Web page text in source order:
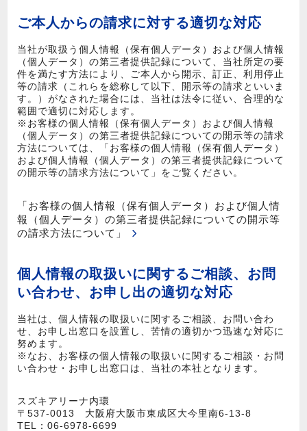
ご本人からの請求に対する適切な対応
当社が取扱う個人情報（保有個人データ）および個人情報
（個人データ）の第三者提供記録について、当社所定の要
件を満たす方法により、ご本人から開示、訂正、利用停止
等の請求（これらを総称して以下、開示等の請求といいま
す。）がなされた場合には、当社は法令に従い、合理的な
範囲で適切に対応します。
※お客様の個人情報（保有個人データ）および個人情報
（個人データ）の第三者提供記録についての開示等の請求
方法については、「お客様の個人情報（保有個人データ）
および個人情報（個人データ）の第三者提供記録について
の開示等の請求方法について」をご覧ください。
「お客様の個人情報（保有個人データ）および個人情
報（個人データ）の第三者提供記録についての開示等
の請求方法について」
個人情報の取扱いに関するご相談、お問
い合わせ、お申し出の適切な対応
当社は、個人情報の取扱いに関するご相談、お問い合わ
せ、お申し出窓口を設置し、苦情の適切かつ迅速な対応に
努めます。
※なお、お客様の個人情報の取扱いに関するご相談・お問
い合わせ・お申し出窓口は、当社の本社となります。
スズキアリーナ内環
〒537-0013 大阪府大阪市東成区大今里南6-13-8
TEL：06-6978-6699